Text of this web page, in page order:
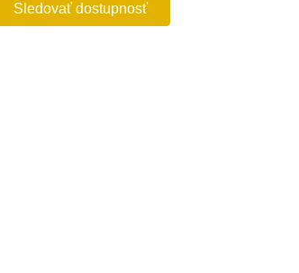
Sledovať dostupnosť